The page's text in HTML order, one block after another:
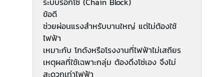
ข้อดี
ช่วยผ่อนแรงสำหรับบานใหญ่ แต่ไม่ต้องใช้
ไฟฟ้า
เหมาะกับ โกดังหรือโรงงานที่ไฟฟ้าไม่เสถียร
เหตุผลที่ใช้เฉพาะกลุ่ม ต้องดึงโซ่เอง จึงไม่
สะดวกเท่าไฟฟ้า